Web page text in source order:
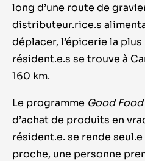
long d’une route de
distributeur.rice.s
déplacer, l’épicerie la
résident.e.s se trouve à
160 km.
Le programme Good
d’achat de produits en
résident.e. se rende seul.e
proche, une personne